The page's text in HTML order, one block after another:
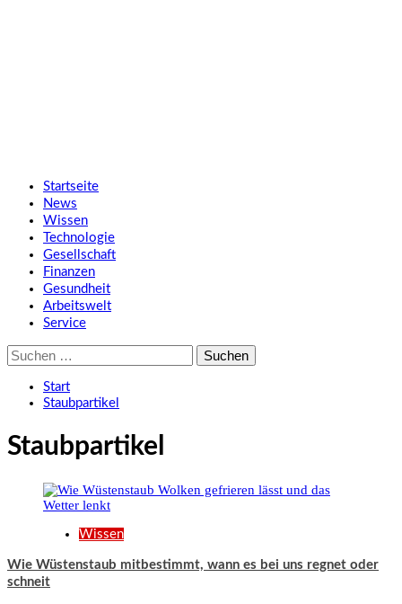
Startseite
News
Wissen
Technologie
Gesellschaft
Finanzen
Gesundheit
Arbeitswelt
Service
Suche
nach:
Start
Staubpartikel
Staubpartikel
Wissen
Wie Wüstenstaub mitbestimmt, wann es bei uns regnet oder
schneit